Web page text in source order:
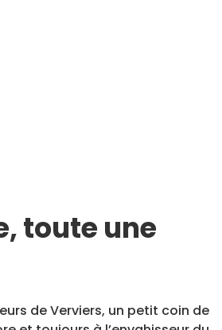
toute une
de Verviers, un petit coin de